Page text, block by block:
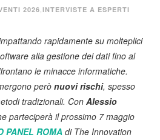
2026 INTERVISTE A ESPERTI
rapidamente su molteplici
alla gestione dei dati fino al
le minacce informatiche.
però nuovi rischi, spesso
tradizionali. Con Alessio
parteciperà il prossimo 7 maggio
PANEL ROMAdi The Innovation